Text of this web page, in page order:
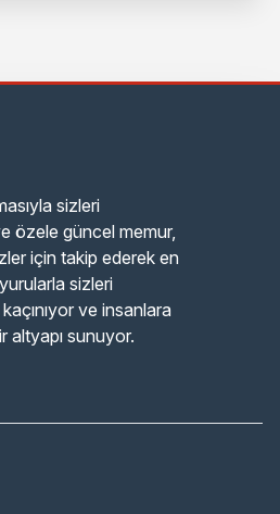
sizleri
özele güncel memur,
için takip ederek en
sizleri
ve insanlara
altyapı sunuyor.